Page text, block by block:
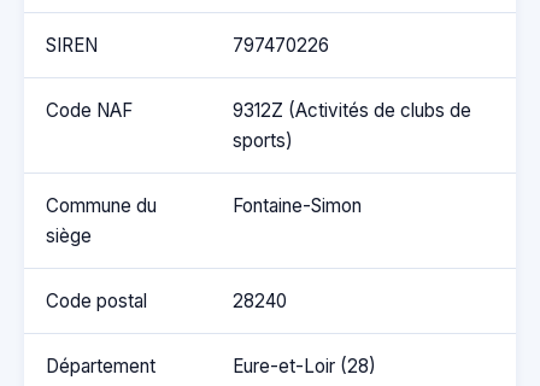
SIREN 797470226
Code NAF
9312Z (Activités de clubs de
sports)
Commune du
siège
Fontaine-Simon
Code postal 28240
Département Eure-et-Loir (28)